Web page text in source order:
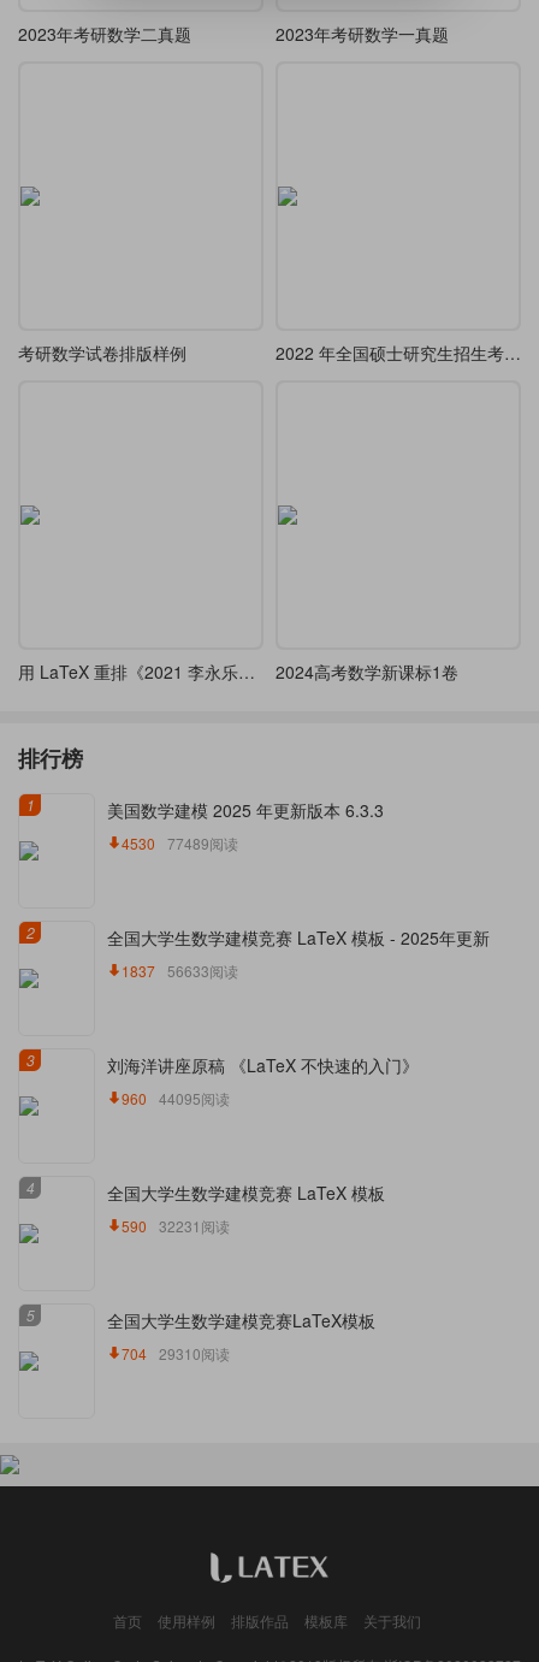
2023年考研数学二真题 2023年考研数学一真题
考研数学试卷排版样例 2022 年全国硕士研究生招生考试-数学（三）预测卷 (一) 参考答案及解析
用 LaTeX 重排《2021 李永乐数一 660 题》 2024高考数学新课标1卷
排行榜
1 美国数学建模 2025 年更新版本 6.3.3
4530 77489阅读
2 全国大学生数学建模竞赛 LaTeX 模板 - 2025年更新
1837 56633阅读
3 刘海洋讲座原稿 《LaTeX 不快速的入门》
960 44095阅读
4 全国大学生数学建模竞赛 LaTeX 模板
590 32231阅读
5 全国大学生数学建模竞赛LaTeX模板
704 29310阅读
首页 使用样例 排版作品 模板库 关于我们